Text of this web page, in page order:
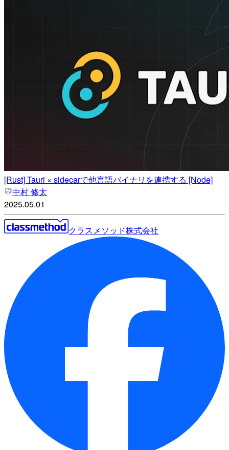
[Rust] Tauri × sidecarで他言語バイナリを連携する [Node]
中村 修太
2025.05.01
クラスメソッド株式会社